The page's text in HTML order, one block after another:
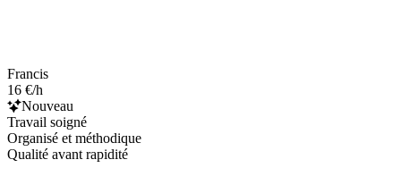
Francis
16 €/h
Nouveau
Travail soigné
Organisé et méthodique
Qualité avant rapidité